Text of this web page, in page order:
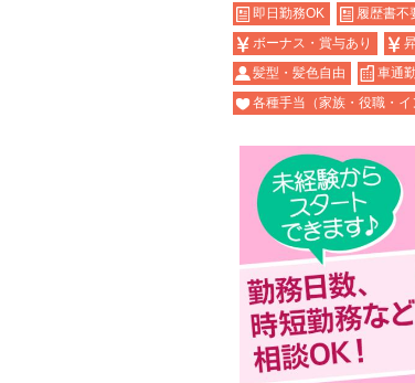
即日勤務OK 履歴書不
ボーナス・賞与あり
髪型・髪色自由
車通
各種手当（家族・役職・